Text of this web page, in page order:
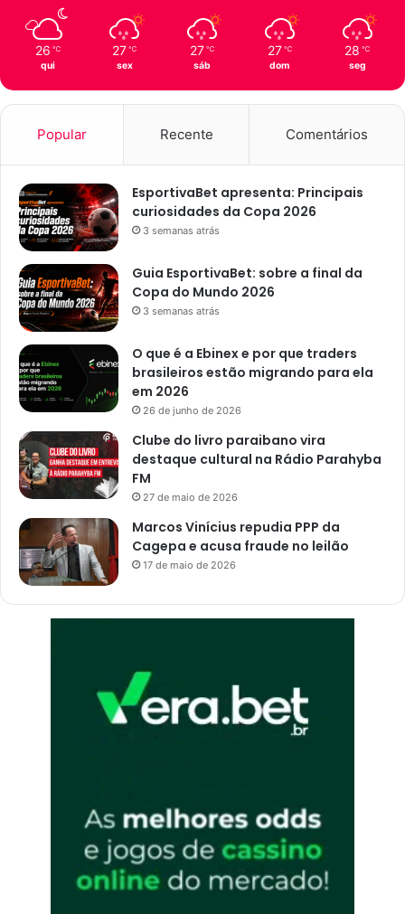
r
r
ã
b
e
m
e
26 ℃
qui
27 ℃
sex
27 ℃
sáb
27 ℃
dom
28 ℃
seg
Popular Recente Comentários
EsportivaBet apresenta: Principais
curiosidades da Copa 2026
3 semanas atrás
Guia EsportivaBet: sobre a final da
Copa do Mundo 2026
3 semanas atrás
O que é a Ebinex e por que traders
brasileiros estão migrando para ela
em 2026
26 de junho de 2026
Clube do livro paraibano vira
destaque cultural na Rádio Parahyba
FM
27 de maio de 2026
Marcos Vinícius repudia PPP da
Cagepa e acusa fraude no leilão
17 de maio de 2026